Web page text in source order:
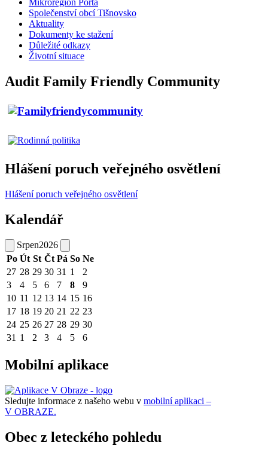
Mikroregion Porta
Společenství obcí Tišnovsko
Aktuality
Dokumenty ke stažení
Důležité odkazy
Životní situace
Audit Family Friendly Community
Hlášení poruch veřejného osvětlení
Hlášení poruch veřejného osvětlení
Kalendář
Srpen2026
Po Út St Čt Pá So Ne
27 28 29 30 31 1
2
3
4 5 6 7 8
9
10 11 12 13 14 15 16
17 18 19 20 21 22 23
24 25 26 27 28 29 30
31 1 2 3 4 5 6
Mobilní aplikace
Sledujte informace z našeho webu v mobilní aplikaci –
V OBRAZE.
Obec z leteckého pohledu